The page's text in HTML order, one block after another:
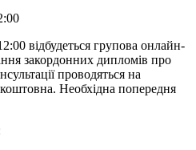
відбудеться групова онлайн-
закордонних дипломів про
проводяться на
Необхідна попередня